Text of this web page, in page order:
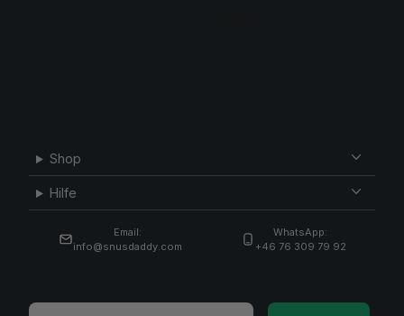
Shop
Hilfe
Email:
info@snusdaddy.com
WhatsApp:
+46 76 309 79 92
Email